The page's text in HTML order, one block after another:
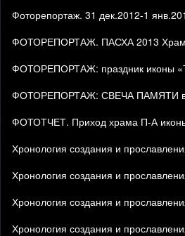
Фоторепортаж. 31 дек.2012-1
ФОТОРЕПОРТАЖ. ПАСХА 2013 Храм
ФОТОРЕПОРТАЖ: праздник иконы
ФОТОРЕПОРТАЖ: СВЕЧА ПАМЯТИ в
ФОТОТЧЕТ. Приход храма П-А
Хронология создания и
Хронология создания и
Хронология создания и
Хронология создания и